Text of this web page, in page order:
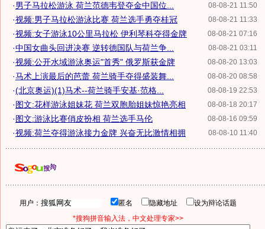
08-08-21 11:50
·男子马拉松游泳 荷兰范德韦登夺金中国位...
08-08-21 11:33
·视频:男子马拉松游泳比赛 荷兰选手勇夺桂冠
08-08-21 07:16
·视频:女子游泳10公里马拉松 伊利琴科夺得金牌
08-08-21 03:11
·中国女曲头回进决赛 逆转德国队与荷兰争...
08-08-20 13:03
·视频:公开水域游泳奥运"首秀" 俄罗斯获金牌
08-08-20 08:58
·马术上演最后的芭蕾 荷兰骑手夺得盛装舞...
08-08-19 22:53
·(北京奥运)(1)马术--荷兰骑手安基·范格...
08-08-18 20:17
·图文:花样游泳姐妹花 荷兰双胞胎姐妹惊艳亮相
08-08-16 09:59
·图文:游泳比赛俏皮扮相 荷兰选手马伦
08-08-10 11:40
·视频:荷兰夺得游泳接力金牌 兴奋无比激情相拥
用户： 匿名 隐藏地址
设为辩论话题
*搜狗拼音输入法，中文处理专家>>